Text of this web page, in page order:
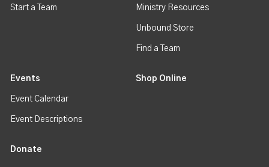
Start a Team Ministry Resources
Unbound Store
Find a Team
Events
Event Calendar
Event Descriptions
Shop Online
Donate